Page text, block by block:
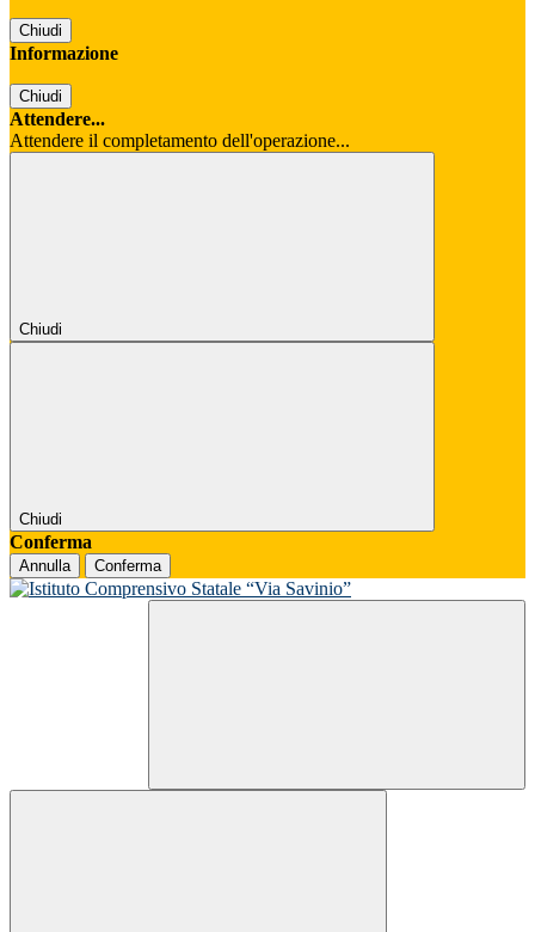
Chiudi
Informazione
Chiudi
Attendere...
Attendere il completamento dell'operazione...
Chiudi
Chiudi
Conferma
Annulla Conferma